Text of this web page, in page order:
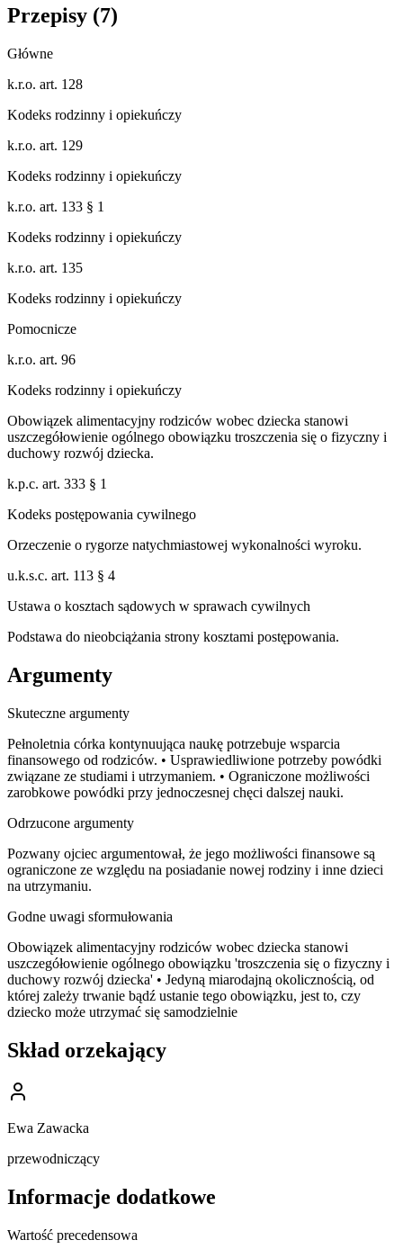
Przepisy (7)
Główne
k.r.o. art. 128
Kodeks rodzinny i opiekuńczy
k.r.o. art. 129
Kodeks rodzinny i opiekuńczy
k.r.o. art. 133 § 1
Kodeks rodzinny i opiekuńczy
k.r.o. art. 135
Kodeks rodzinny i opiekuńczy
Pomocnicze
k.r.o. art. 96
Kodeks rodzinny i opiekuńczy
Obowiązek alimentacyjny rodziców wobec dziecka stanowi
uszczegółowienie ogólnego obowiązku troszczenia się o fizyczny i
duchowy rozwój dziecka.
k.p.c. art. 333 § 1
Kodeks postępowania cywilnego
Orzeczenie o rygorze natychmiastowej wykonalności wyroku.
u.k.s.c. art. 113 § 4
Ustawa o kosztach sądowych w sprawach cywilnych
Podstawa do nieobciążania strony kosztami postępowania.
Argumenty
Skuteczne argumenty
Pełnoletnia córka kontynuująca naukę potrzebuje wsparcia
finansowego od rodziców. • Usprawiedliwione potrzeby powódki
związane ze studiami i utrzymaniem. • Ograniczone możliwości
zarobkowe powódki przy jednoczesnej chęci dalszej nauki.
Odrzucone argumenty
Pozwany ojciec argumentował, że jego możliwości finansowe są
ograniczone ze względu na posiadanie nowej rodziny i inne dzieci
na utrzymaniu.
Godne uwagi sformułowania
Obowiązek alimentacyjny rodziców wobec dziecka stanowi
uszczegółowienie ogólnego obowiązku 'troszczenia się o fizyczny i
duchowy rozwój dziecka' • Jedyną miarodajną okolicznością, od
której zależy trwanie bądź ustanie tego obowiązku, jest to, czy
dziecko może utrzymać się samodzielnie
Skład orzekający
Ewa Zawacka
przewodniczący
Informacje dodatkowe
Wartość precedensowa